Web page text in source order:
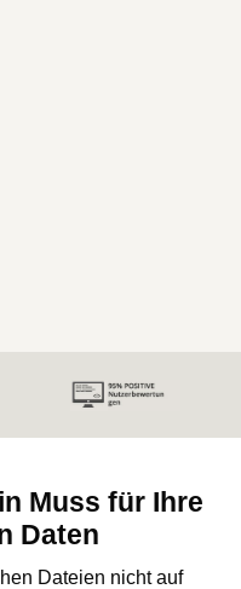
Muss für Ihre
Daten
Dateien nicht auf